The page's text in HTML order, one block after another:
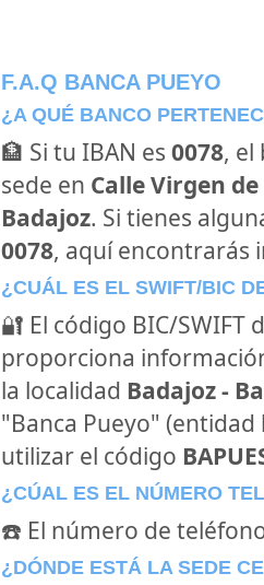
F.A.Q BANCA PUEYO
¿A QUÉ BANCO
🏦 Si tu IBAN es 0078, el
sede en Calle Virgen
Badajoz. Si tienes
0078, aquí encontrarás
¿CUÁL ES EL SWIFT/BIC
🔐 El código BIC/SWIFT
proporciona
la localidad Badajoz -
"Banca Pueyo" (entidad
utilizar el código
¿CÚAL ES EL NÚMERO
☎️ El número de
¿DÓNDE ESTÁ LA SEDE